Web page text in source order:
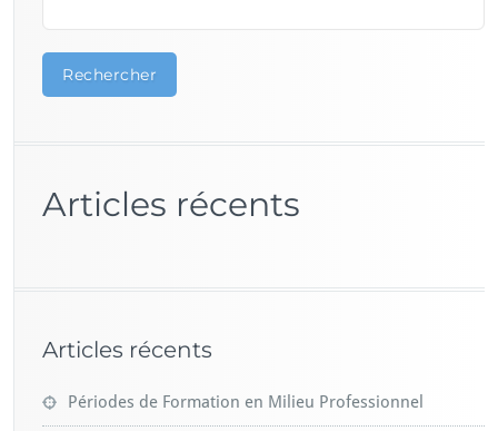
Rechercher
Articles récents
Articles récents
Périodes de Formation en Milieu Professionnel